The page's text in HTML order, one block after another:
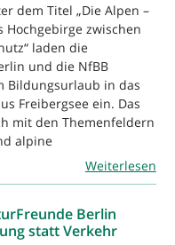
dem Titel „Die Alpen –
Hochgebirge zwischen
laden die
und die NfBB
Bildungsurlaub in das
Freibergsee ein. Das
mit den Themenfeldern
alpine
Weiterlesen
Berlin
statt Verkehr